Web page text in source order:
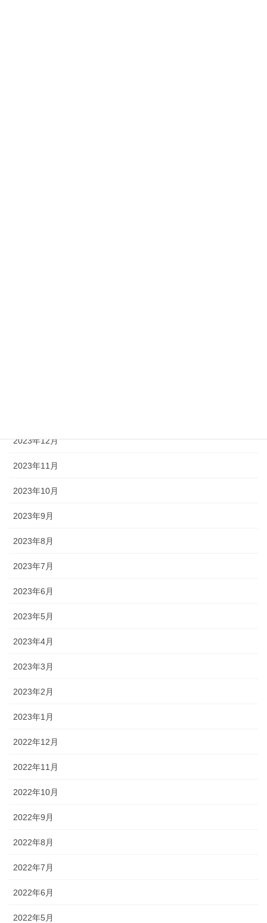
2023年12月
2023年11月
2023年10月
2023年9月
2023年8月
2023年7月
2023年6月
2023年5月
2023年4月
2023年3月
2023年2月
2023年1月
2022年12月
2022年11月
2022年10月
2022年9月
2022年8月
2022年7月
2022年6月
2022年5月